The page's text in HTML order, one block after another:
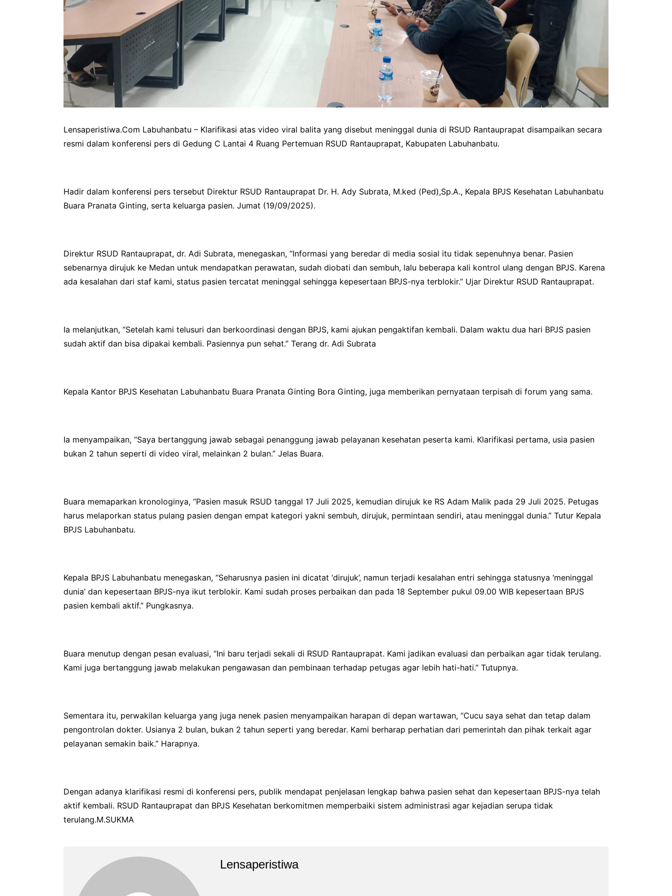
Lensaperistiwa.Com Labuhanbatu – Klarifikasi atas video viral balita yang disebut meninggal dunia di RSUD Rantauprapat disampaikan secara
resmi dalam konferensi pers di Gedung C Lantai 4 Ruang Pertemuan RSUD Rantauprapat, Kabupaten Labuhanbatu.
Hadir dalam konferensi pers tersebut Direktur RSUD Rantauprapat Dr. H. Ady Subrata, M.ked (Ped),Sp.A., Kepala BPJS Kesehatan Labuhanbatu
Buara Pranata Ginting, serta keluarga pasien. Jumat (19/09/2025).
Direktur RSUD Rantauprapat, dr. Adi Subrata, menegaskan, “Informasi yang beredar di media sosial itu tidak sepenuhnya benar. Pasien
sebenarnya dirujuk ke Medan untuk mendapatkan perawatan, sudah diobati dan sembuh, lalu beberapa kali kontrol ulang dengan BPJS. Karena
ada kesalahan dari staf kami, status pasien tercatat meninggal sehingga kepesertaan BPJS-nya terblokir.” Ujar Direktur RSUD Rantauprapat.
Ia melanjutkan, “Setelah kami telusuri dan berkoordinasi dengan BPJS, kami ajukan pengaktifan kembali. Dalam waktu dua hari BPJS pasien
sudah aktif dan bisa dipakai kembali. Pasiennya pun sehat.” Terang dr. Adi Subrata
Kepala Kantor BPJS Kesehatan Labuhanbatu Buara Pranata Ginting Bora Ginting, juga memberikan pernyataan terpisah di forum yang sama.
Ia menyampaikan, “Saya bertanggung jawab sebagai penanggung jawab pelayanan kesehatan peserta kami. Klarifikasi pertama, usia pasien
bukan 2 tahun seperti di video viral, melainkan 2 bulan.” Jelas Buara.
Buara memaparkan kronologinya, “Pasien masuk RSUD tanggal 17 Juli 2025, kemudian dirujuk ke RS Adam Malik pada 29 Juli 2025. Petugas
harus melaporkan status pulang pasien dengan empat kategori yakni sembuh, dirujuk, permintaan sendiri, atau meninggal dunia.” Tutur Kepala
BPJS Labuhanbatu.
Kepala BPJS Labuhanbatu menegaskan, “Seharusnya pasien ini dicatat ‘dirujuk’, namun terjadi kesalahan entri sehingga statusnya ‘meninggal
dunia’ dan kepesertaan BPJS-nya ikut terblokir. Kami sudah proses perbaikan dan pada 18 September pukul 09.00 WIB kepesertaan BPJS
pasien kembali aktif.” Pungkasnya.
Buara menutup dengan pesan evaluasi, “Ini baru terjadi sekali di RSUD Rantauprapat. Kami jadikan evaluasi dan perbaikan agar tidak terulang.
Kami juga bertanggung jawab melakukan pengawasan dan pembinaan terhadap petugas agar lebih hati-hati.” Tutupnya.
Sementara itu, perwakilan keluarga yang juga nenek pasien menyampaikan harapan di depan wartawan, “Cucu saya sehat dan tetap dalam
pengontrolan dokter. Usianya 2 bulan, bukan 2 tahun seperti yang beredar. Kami berharap perhatian dari pemerintah dan pihak terkait agar
pelayanan semakin baik.” Harapnya.
Dengan adanya klarifikasi resmi di konferensi pers, publik mendapat penjelasan lengkap bahwa pasien sehat dan kepesertaan BPJS-nya telah
aktif kembali. RSUD Rantauprapat dan BPJS Kesehatan berkomitmen memperbaiki sistem administrasi agar kejadian serupa tidak
terulang.M.SUKMA
Lensaperistiwa